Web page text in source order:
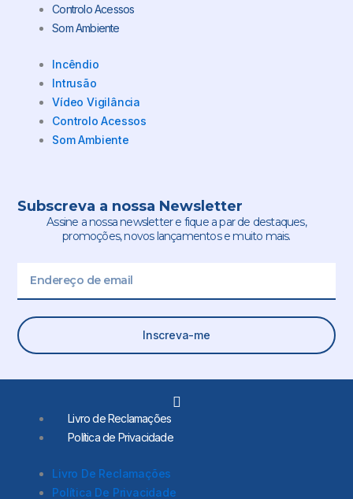
Controlo Acessos
Som Ambiente
Incêndio
Intrusão
Vídeo Vigilância
Controlo Acessos
Som Ambiente
Subscreva a nossa Newsletter
Assine a nossa newsletter e fique a par de destaques,
promoções, novos lançamentos e muito mais.
Inscreva-me
Livro de Reclamações
Política de Privacidade
Livro De Reclamações
Política De Privacidade
L